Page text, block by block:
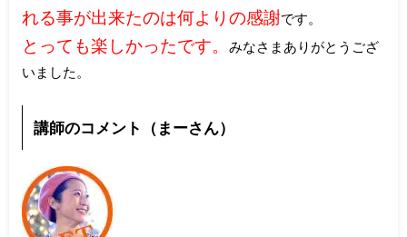
れる事が出来たのは何よりの感謝です。
とっても楽しかったです。
みなさまありがとうござ
いました。
講師のコメント（まーさん）